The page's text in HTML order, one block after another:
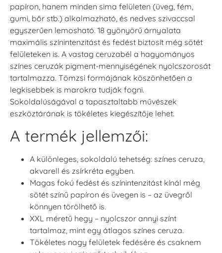
papíron, hanem minden sima felületen (üveg, fém,
gumi, bőr stb.) alkalmazható, és nedves szivaccsal
egyszerűen lemosható. 18 gyönyörű árnyalata
maximális színintenzitást és fedést biztosít még sötét
felületeken is. A vastag ceruzabél a hagyományos
színes ceruzák pigment-mennyiségének nyolcszorosát
tartalmazza. Tömzsi formájának köszönhetően a
legkisebbek is marokra tudják fogni.
Sokoldalúságával a tapasztaltabb művészek
eszköztárának is tökéletes kiegészítője lehet.
A termék jellemzői:
A különleges, sokoldalú tehetség: színes ceruza,
akvarell és zsírkréta egyben.
Magas fokú fedést és színintenzitást kínál még
sötét színű papíron és üvegen is – az üvegről
könnyen törölhető is.
XXL méretű hegy – nyolcszor annyi színt
tartalmaz, mint egy átlagos színes ceruza.
Tökéletes nagy felületek fedésére és csaknem